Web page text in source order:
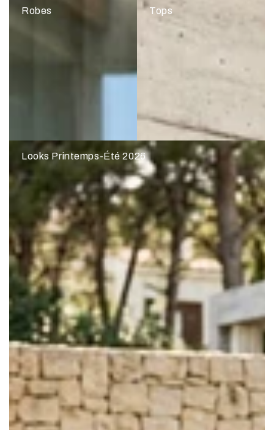
Robes Tops
Looks Printemps-Été 2026